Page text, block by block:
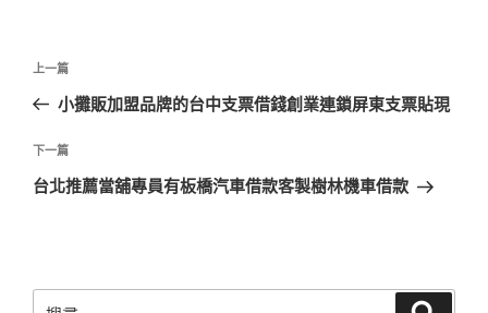
文
導
覽
上
一
文
章
上一篇
小攤販加盟品牌的台中支票借錢創業連鎖屏東支票貼現
下
一
下一篇
台北推薦當舖專員有板橋汽車借款客製樹林機車借款